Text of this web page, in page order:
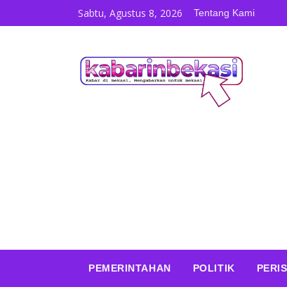
Skip to contentSabtu, Agustus 8, 2026 Tentang Kami
PEMERINTAHAN POLITIK